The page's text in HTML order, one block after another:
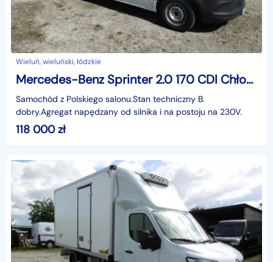
Wieluń, wieluński, łódzkie
Mercedes-Benz Sprinter 2.0 170 CDI Chłodnia Termo-King V300 Klima Xenon Navi
Samochód z Polskiego salonu.Stan techniczny B.
dobry.Agregat napędzany od silnika i na postoju na 230V.
118 000zł